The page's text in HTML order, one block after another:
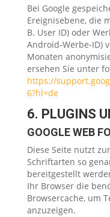
Bei Google
Ereignisebene, die
B. User ID) oder
Android-Werbe-ID)
Monaten
ersehen Sie unter
https://
6?hl=de
6. PLUGINS
GOOGLE WEB
Diese Seite nutzt
Schriftarten so
bereitgestellt
Ihr Browser die
Browsercache, um
anzuzeigen.